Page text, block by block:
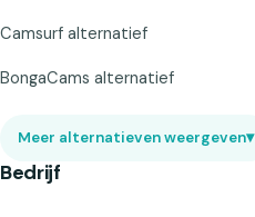
Camsurf alternatief
BongaCams alternatief
Meer alternatieven weergeven▾
Bedrijf